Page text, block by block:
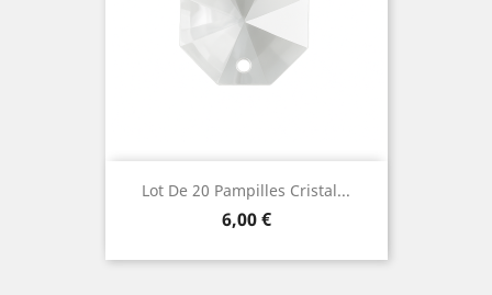
Lot De 20 Pampilles Cristal...
Prix
6,00 €